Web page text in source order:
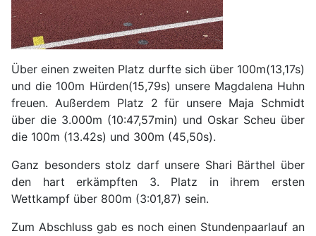
Über einen zweiten Platz durfte sich über 100m(13,17s)
und die 100m Hürden(15,79s) unsere Magdalena Huhn
freuen. Außerdem Platz 2 für unsere Maja Schmidt
über die 3.000m (10:47,57min) und Oskar Scheu über
die 100m (13.42s) und 300m (45,50s).
Ganz besonders stolz darf unsere Shari Bärthel über
den hart erkämpften 3. Platz in ihrem ersten
Wettkampf über 800m (3:01,87) sein.
Zum Abschluss gab es noch einen Stundenpaarlauf an